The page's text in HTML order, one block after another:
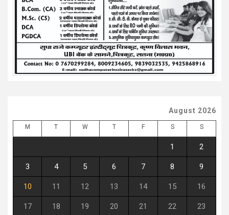
August 2026
M T W T F S S
1 2
3 4 5 6 7 8 9
10 11 12 13 14 15 16
17 18 19 20 21 22 23